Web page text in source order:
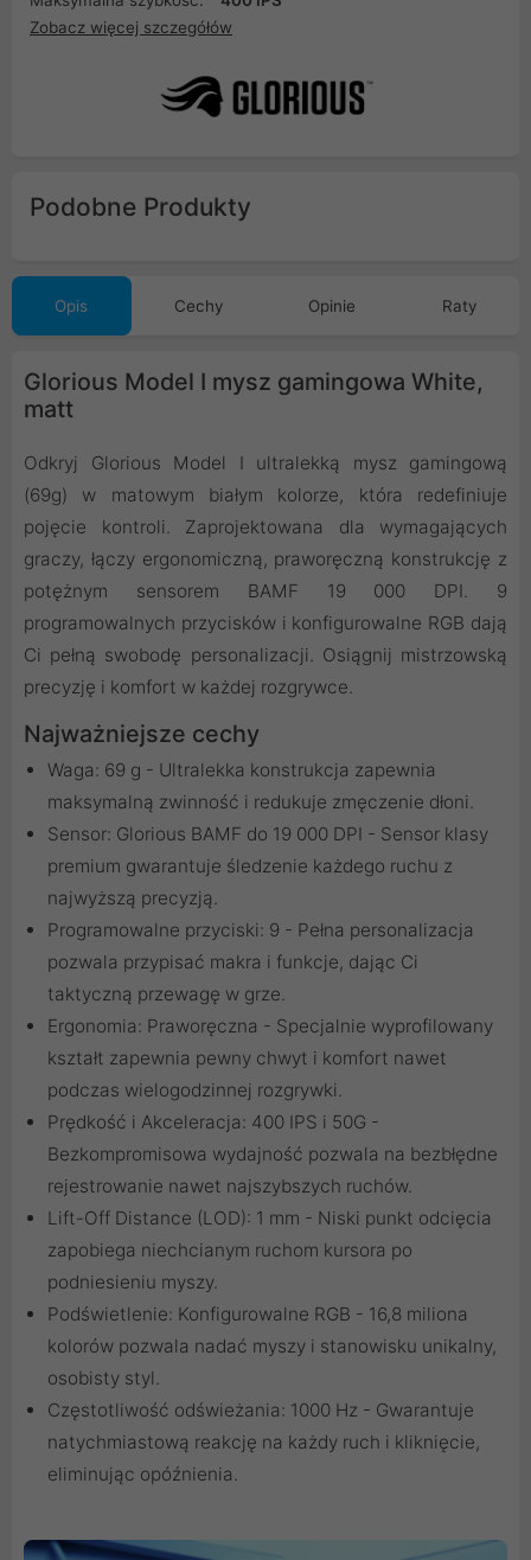
Zobacz więcej szczegółów
Podobne Produkty
Opis Cechy Opinie Raty
Glorious Model I mysz gamingowa White,
matt
Odkryj Glorious Model I ultralekką mysz gamingową
(69g) w matowym białym kolorze, która redefiniuje
pojęcie kontroli. Zaprojektowana dla wymagających
graczy, łączy ergonomiczną, praworęczną konstrukcję z
potężnym sensorem BAMF 19 000 DPI. 9
programowalnych przycisków i konfigurowalne RGB dają
Ci pełną swobodę personalizacji. Osiągnij mistrzowską
precyzję i komfort w każdej rozgrywce.
Najważniejsze cechy
Waga: 69 g - Ultralekka konstrukcja zapewnia
maksymalną zwinność i redukuje zmęczenie dłoni.
Sensor: Glorious BAMF do 19 000 DPI - Sensor klasy
premium gwarantuje śledzenie każdego ruchu z
najwyższą precyzją.
Programowalne przyciski: 9 - Pełna personalizacja
pozwala przypisać makra i funkcje, dając Ci
taktyczną przewagę w grze.
Ergonomia: Praworęczna - Specjalnie wyprofilowany
kształt zapewnia pewny chwyt i komfort nawet
podczas wielogodzinnej rozgrywki.
Prędkość i Akceleracja: 400 IPS i 50G -
Bezkompromisowa wydajność pozwala na bezbłędne
rejestrowanie nawet najszybszych ruchów.
Lift-Off Distance (LOD): 1 mm - Niski punkt odcięcia
zapobiega niechcianym ruchom kursora po
podniesieniu myszy.
Podświetlenie: Konfigurowalne RGB - 16,8 miliona
kolorów pozwala nadać myszy i stanowisku unikalny,
osobisty styl.
Częstotliwość odświeżania: 1000 Hz - Gwarantuje
natychmiastową reakcję na każdy ruch i kliknięcie,
eliminując opóźnienia.